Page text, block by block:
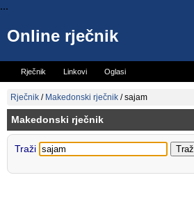
...
Online rječnik
Rječnik Linkovi Oglasi
Vicevi
Rječnik / Makedonski rječnik /sajam
Makedonski rječnik
Traži